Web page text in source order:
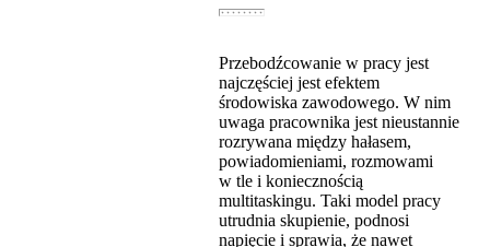
Przebodźcowanie w pracy jest
najczęściej jest efektem
środowiska zawodowego. W nim
uwaga pracownika jest nieustannie
rozrywana między hałasem,
powiadomieniami, rozmowami
w tle i koniecznością
multitaskingu. Taki model pracy
utrudnia skupienie, podnosi
napięcie i sprawia, że nawet